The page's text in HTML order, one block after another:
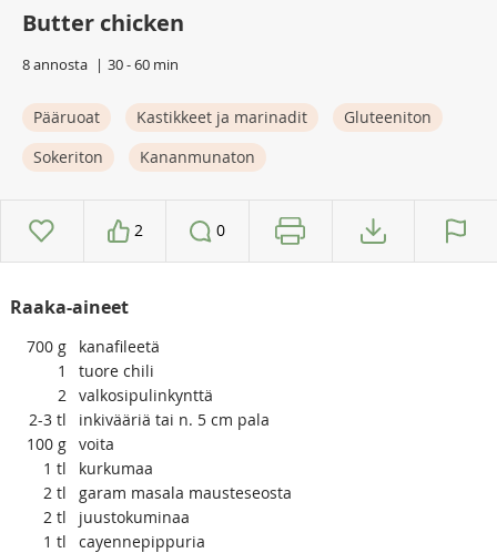
Butter chicken
8 annosta 30 - 60 min
Pääruoat Kastikkeet ja marinadit
Gluteeniton
Sokeriton
Kananmunaton
2 0
Raaka-aineet
700 g
kanafileetä
1
tuore chili
2 valkosipulinkynttä
2-3 tl
inkivääriä tai n. 5 cm pala
100 g voita
1 tl
kurkumaa
2 tl
garam masala mausteseosta
2 tl
juustokuminaa
1 tl
cayennepippuria